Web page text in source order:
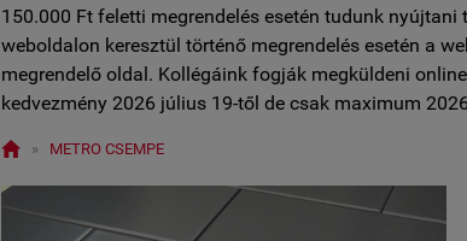
150.000 Ft feletti megrendelés esetén tudunk
weboldalon keresztül történő megrendelés esetén a
megrendelő oldal. Kollégáink fogják megküldeni
kedvezmény 2026 július 19-től de csak maximum
 » METRO CSEMPE